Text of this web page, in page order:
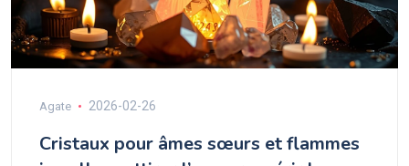
Agate 2026-02-26
Cristaux pour âmes sœurs et flammes